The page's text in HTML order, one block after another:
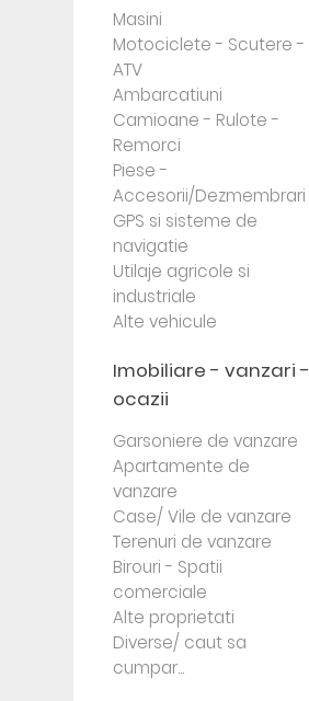
Masini
Motociclete - Scutere -
ATV
Ambarcatiuni
Camioane - Rulote -
Remorci
Piese -
Accesorii/Dezmembrari
GPS si sisteme de
navigatie
Utilaje agricole si
industriale
Alte vehicule
Imobiliare - vanzari -
ocazii
Garsoniere de vanzare
Apartamente de
vanzare
Case/ Vile de vanzare
Terenuri de vanzare
Birouri - Spatii
comerciale
Alte proprietati
Diverse/ caut sa
cumpar...